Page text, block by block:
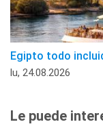
Egipto todo
lu, 24.08.2026
Le puede